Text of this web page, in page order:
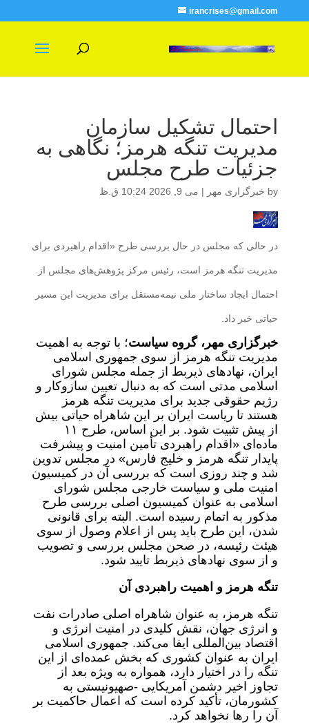
irancrises@gmail.com
احتمال تشکیل سازمان
مدیریت تنگه هرمز؛ نگاهی به
جزئیات طرح مجلس
by خبرگزاری مهر | می 9, 2026 10:24 ق.ظ
در حالی که مجلس در حال بررسی طرح «اقدام راهبردی برای
مدیریت تنگه هرمز است، رئیس مرکز پژوهش‌های مجلس از
احتمال ایجاد ساختار ملی نیمه‌مستقل برای مدیریت این مسیر
حیاتی خبر داد.
خبرگزاری مهر، گروه سیاست؛ با توجه به اهمیت
مدیریت تنگه هرمز از سوی جمهوری اسلامی
ایران، نهادهای ذیربط از جمله مجلس شورای
اسلامی مدتی است که به دنبال تعیین سازوکار و
رژیم حقوقی جدید برای مدیریت تنگه هرمز
هستند تا ریاست ایران بر این شاهراه حیاتی بیش
از پیش تثبیت شود. بر این اساس، طرح ۱۱
ماده‌ای «اقدام راهبردی تأمین امنیت و پیشرفت
پایدار تنگه هرمز و خلیج فارس» در مجلس تدوین
شد و چند روزی است که بررسی آن در کمیسیون
امنیت ملی و سیاست خارجی مجلس شورای
اسلامی به عنوان کمیسیون اصلی بررسی طرح
مذکور به اتمام رسیده است. البته برای قانونی
شدن، این طرح باید پس از اعلام وصول از سوی
هیئت رئیسه، در صحن مجلس بررسی و تصویب
و از سوی نهادهای ذیربط تایید شود.
تنگه هرمز و اهمیت راهبردی آن
تنگه هرمز، به عنوان شاهراه اصلی صادرات نفت
و انرژی جهان، نقش کلیدی در امنیت انرژی و
اقتصاد بین‌المللی ایفا می‌کند. جمهوری اسلامی
ایران به عنوان کشوری که بخش عمده‌ای از این
تنگه را در اختیار دارد، همواره به ویژه بعد از
تجاوز اخیر دشمن آمریکایی -صهیونیستی به
کشورمان، تأکید کرده است که اعمال حاکمیت بر
آن را رها نخواهد کرد.